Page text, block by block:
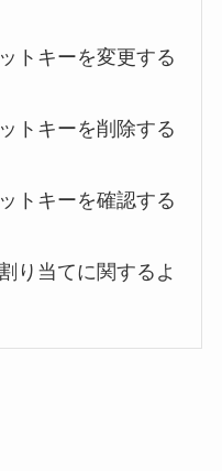
トキーを変更する
トキーを削除する
トキーを確認する
り当てに関するよ